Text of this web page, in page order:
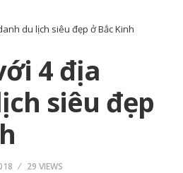
du lịch siêu đẹp ở Bắc Kinh
4 địa
siêu đẹp
29 VIEWS